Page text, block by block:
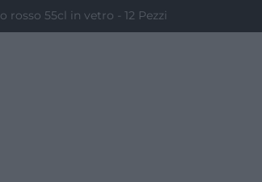
rosso 55cl in vetro - 12 Pezzi